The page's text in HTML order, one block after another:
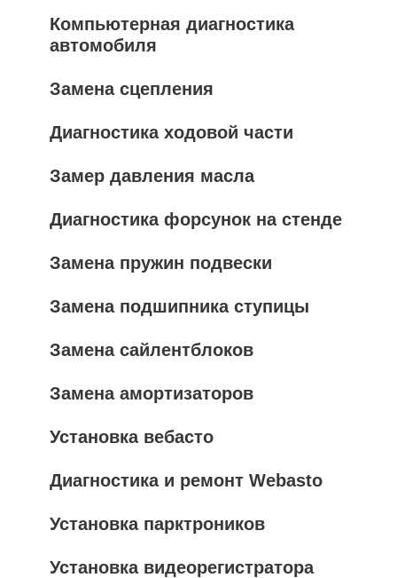
Компьютерная диагностика
автомобиля
Замена сцепления
Диагностика ходовой части
Замер давления масла
Диагностика форсунок на стенде
Замена пружин подвески
Замена подшипника ступицы
Замена сайлентблоков
Замена амортизаторов
Установка вебасто
Диагностика и ремонт Webasto
Установка парктроников
Установка видеорегистратора